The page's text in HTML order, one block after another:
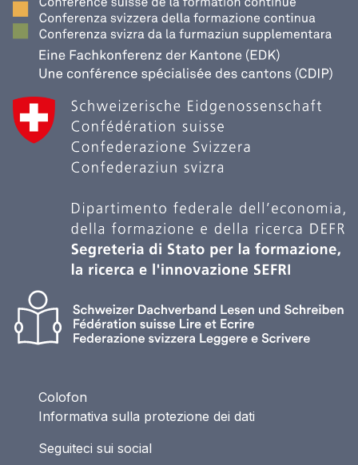
Colofon
Informativa sulla protezione dei dati
Seguiteci sui social